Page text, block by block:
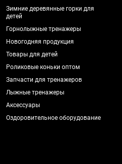
Зимние деревянные горки для
детей
Горнолыжные тренажеры
Новогодняя продукция
Товары для детей
Роликовые коньки оптом
Запчасти для тренажеров
Лыжные тренажеры
Аксессуары
Оздоровительное оборудование